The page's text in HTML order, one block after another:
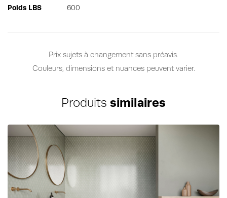
Poids LBS
600
Prix sujets à changement sans préavis.
Couleurs, dimensions et nuances peuvent varier.
Produits similaires